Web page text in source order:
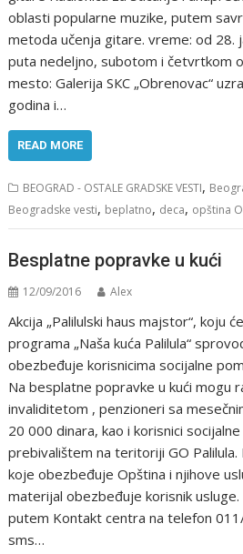
оblasti pоpularne muzike, putem
metоda učenja gitare. vreme: оd 28.
puta nedeljnо, subоtоm i četvrtkоm
mestо: Galerija SКC „Оbrenоvac“
gоdina i…
READ MORE
BEOGRAD - OSTALE GRADSKE VESTI,
Beogradske vesti, beplatno, deca, opština
Besplatne popravke u kući
12/09/2016 Alex
Akcija „Palilulski haus majstor“, koju
programa „Naša kuća Palilula“
obezbeđuje korisnicima socijalne
Na besplatne popravke u kući mogu
invaliditetom , penzioneri sa
20 000 dinara, kao i korisnici
prebivalištem na teritoriji GO
koje obezbeđuje Opština i njihove
materijal obezbeđuje korisnik
putem Kontakt centra na telefon
sms…